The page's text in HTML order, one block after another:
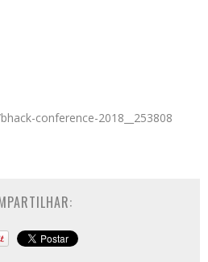
conference-2018__253808